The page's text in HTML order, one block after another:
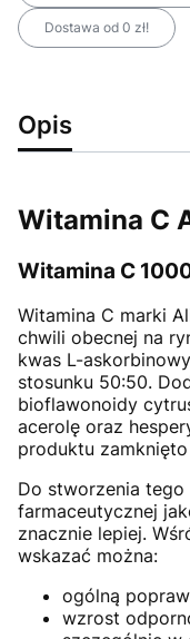
Dostawa od 0 zł!
Opis
Witamina C
Witamina C
Witamina C marki
chwili obecnej na
kwas L-
stosunku 50:50.
bioflawonoidy
acerolę oraz
produktu
Do stworzenia
farmaceutycznej
znacznie lepiej.
wskazać można:
ogólną
wzrost